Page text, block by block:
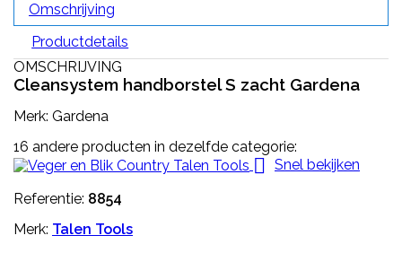
Omschrijving
Productdetails
OMSCHRIJVING
Cleansystem handborstel S zacht Gardena
Merk: Gardena
16 andere producten in dezelfde categorie:
 Snel bekijken
Referentie: 8854
Merk: Talen Tools